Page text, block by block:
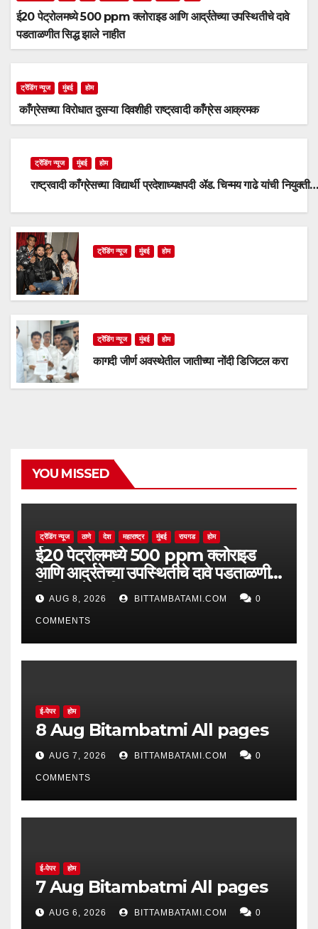
ई20 पेट्रोलमध्ये 500 ppm क्लोराइड आणि आर्द्रतेच्या उपस्थितीचे दावे
पडताळणीत सिद्ध झाले नाहीत
ट्रेंडिंग न्यूज मुंबई होम
काँग्रेसच्या विरोधात दुसऱ्या दिवशीही राष्ट्रवादी काँग्रेस आक्रमक
ट्रेंडिंग न्यूज मुंबई होम
राष्ट्रवादी काँग्रेसच्या विद्यार्थी प्रदेशाध्यक्षपदी ॲड. चिन्मय गाढे यांची नियुक्ती…
ट्रेंडिंग न्यूज मुंबई होम
ट्रेंडिंग न्यूज मुंबई होम
कागदी जीर्ण अवस्थेतील जातीच्या नोंदी डिजिटल करा
YOU MISSED
ट्रेंडिंग न्यूज ठाणे देश महाराष्ट्र मुंबई रायगड होम
ई20 पेट्रोलमध्ये 500 ppm क्लोराइड
आणि आर्द्रतेच्या उपस्थितीचे दावे पडताळणीत
सिद्ध झाले नाहीत
AUG 8, 2026 BITTAMBATAMI.COM 0
COMMENTS
ई-पेपर होम
8 Aug Bitambatmi All pages
AUG 7, 2026 BITTAMBATAMI.COM 0
COMMENTS
ई-पेपर होम
7 Aug Bitambatmi All pages
AUG 6, 2026 BITTAMBATAMI.COM 0